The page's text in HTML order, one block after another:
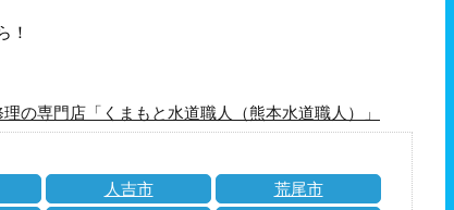
！
の専門店「くまもと水道職人（熊本水道職人）」
人吉市
荒尾市